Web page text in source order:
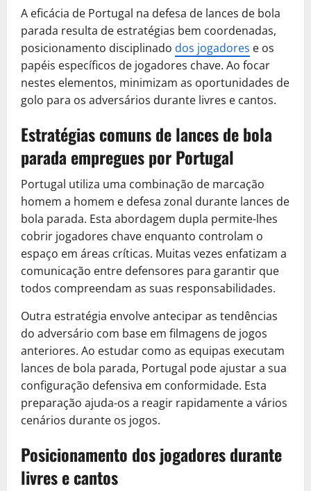
A eficácia de Portugal na defesa de lances de bola
parada resulta de estratégias bem coordenadas,
posicionamento disciplinado dos jogadores e os
papéis específicos de jogadores chave. Ao focar
nestes elementos, minimizam as oportunidades de
golo para os adversários durante livres e cantos.
Estratégias comuns de lances de bola
parada empregues por Portugal
Portugal utiliza uma combinação de marcação
homem a homem e defesa zonal durante lances de
bola parada. Esta abordagem dupla permite-lhes
cobrir jogadores chave enquanto controlam o
espaço em áreas críticas. Muitas vezes enfatizam a
comunicação entre defensores para garantir que
todos compreendam as suas responsabilidades.
Outra estratégia envolve antecipar as tendências
do adversário com base em filmagens de jogos
anteriores. Ao estudar como as equipas executam
lances de bola parada, Portugal pode ajustar a sua
configuração defensiva em conformidade. Esta
preparação ajuda-os a reagir rapidamente a vários
cenários durante os jogos.
Posicionamento dos jogadores durante
livres e cantos